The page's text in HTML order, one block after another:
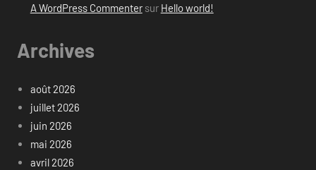
A WordPress Commentersur Hello world!
Archives
août 2026
juillet 2026
juin 2026
mai 2026
avril 2026